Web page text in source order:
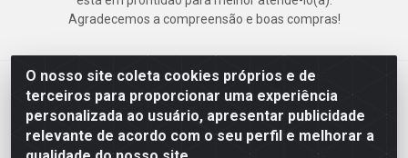
O nosso site coleta cookies próprios e de
terceiros para proporcionar uma experiência
personalizada ao usuário, apresentar publicidade
relevante de acordo com o seu perfil e melhorar a
Agradecemos a compreensão e boas compras!
Deskontão Atacado - Av. Marechal Mascarenhas de Morais, 2471 -
Imbiribeira - Recife/PE - CEP 51.150-001 - CNPJ 24.150.377/0003-
57